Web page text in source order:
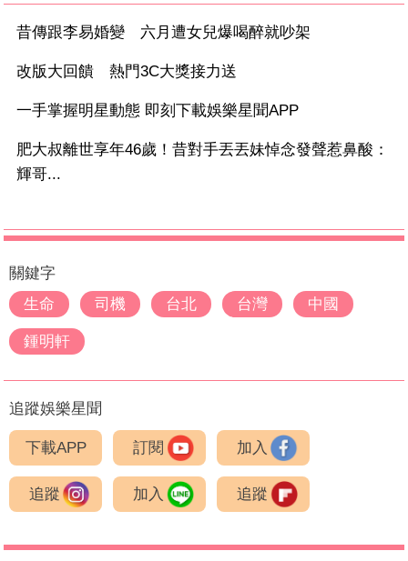
昔傳跟李易婚變 六月遭女兒爆喝醉就吵架
改版大回饋 熱門3C大獎接力送
一手掌握明星動態 即刻下載娛樂星聞APP
肥大叔離世享年46歲！昔對手丟丟妹悼念發聲惹鼻酸：
輝哥...
關鍵字
生命
司機 台北 台灣 中國
鍾明軒
追蹤娛樂星聞
下載APP 訂閱 加入
追蹤 加入 追蹤